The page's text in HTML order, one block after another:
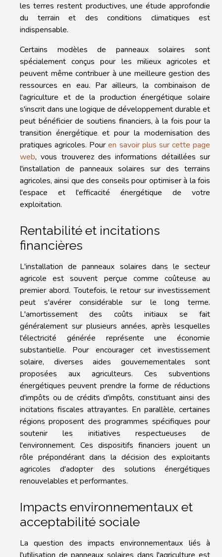
les terres restent productives, une étude approfondie
du terrain et des conditions climatiques est
indispensable.
Certains modèles de panneaux solaires sont
spécialement conçus pour les milieux agricoles et
peuvent même contribuer à une meilleure gestion des
ressources en eau. Par ailleurs, la combinaison de
l'agriculture et de la production énergétique solaire
s'inscrit dans une logique de développement durable et
peut bénéficier de soutiens financiers, à la fois pour la
transition énergétique et pour la modernisation des
pratiques agricoles. Pouren savoir plus sur cette page
web, vous trouverez des informations détaillées sur
l'installation de panneaux solaires sur des terrains
agricoles, ainsi que des conseils pour optimiser à la fois
l'espace et l'efficacité énergétique de votre
exploitation.
Rentabilité et incitations
financières
L'installation de panneaux solaires dans le secteur
agricole est souvent perçue comme coûteuse au
premier abord. Toutefois, le retour sur investissement
peut s'avérer considérable sur le long terme.
L'amortissement des coûts initiaux se fait
généralement sur plusieurs années, après lesquelles
l'électricité générée représente une économie
substantielle. Pour encourager cet investissement
solaire, diverses aides gouvernementales sont
proposées aux agriculteurs. Ces subventions
énergétiques peuvent prendre la forme de réductions
d'impôts ou de crédits d'impôts, constituant ainsi des
incitations fiscales attrayantes. En parallèle, certaines
régions proposent des programmes spécifiques pour
soutenir les initiatives respectueuses de
l'environnement. Ces dispositifs financiers jouent un
rôle prépondérant dans la décision des exploitants
agricoles d'adopter des solutions énergétiques
renouvelables et performantes.
Impacts environnementaux et
acceptabilité sociale
La question des impacts environnementaux liés à